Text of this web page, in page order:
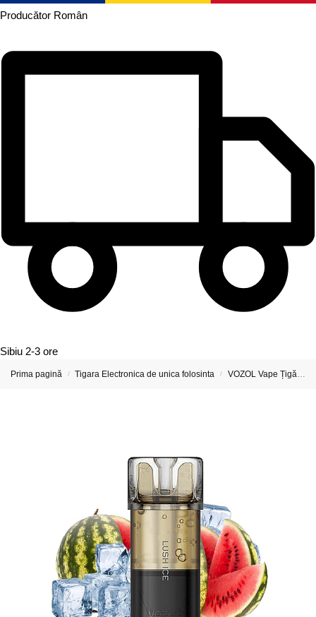
Producător Român
Sibiu 2-3 ore
Prima pagină / Tigara Electronica de unica folosinta / VOZOL Vape Țigări Electronice & Vape-uri